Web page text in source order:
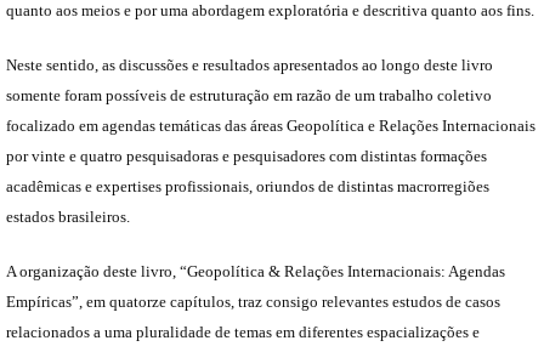
quanto aos meios e por uma abordagem exploratória e descritiva quanto aos fins.
Neste sentido, as discussões e resultados apresentados ao longo deste livro
somente foram possíveis de estruturação em razão de um trabalho coletivo
focalizado em agendas temáticas das áreas Geopolítica e Relações Internacionais
por vinte e quatro pesquisadoras e pesquisadores com distintas formações
acadêmicas e expertises profissionais, oriundos de distintas macrorregiões
estados brasileiros.
A organização deste livro, “Geopolítica & Relações Internacionais: Agendas
Empíricas”, em quatorze capítulos, traz consigo relevantes estudos de casos
relacionados a uma pluralidade de temas em diferentes espacializações e